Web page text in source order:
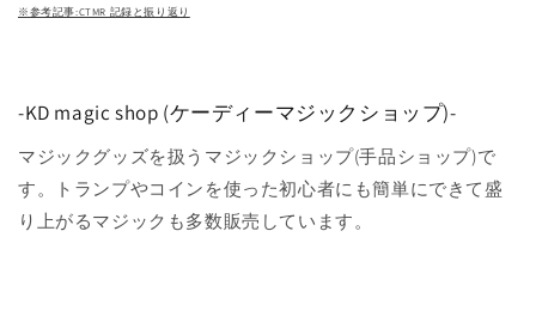
※参考記事:CTMR 記録と振り返り
-KD magic shop (ケーディーマジックショップ)-
マジックグッズを扱うマジックショップ(手品ショップ)で
す。トランプやコインを使った初心者にも簡単にできて盛
り上がるマジックも多数販売しています。